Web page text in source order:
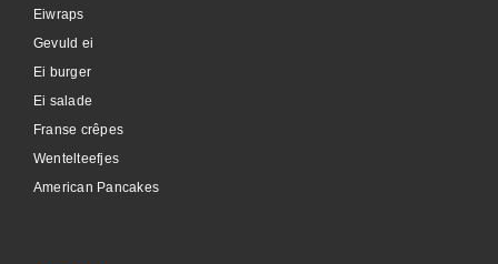
Eiwraps
Gevuld ei
Ei burger
Ei salade
Franse crêpes
Wentelteefjes
American Pancakes